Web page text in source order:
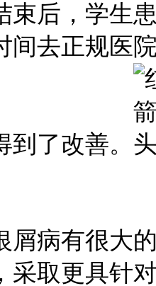
束后，学生
间去正规医
了改善。
病有很大的
采取更具针